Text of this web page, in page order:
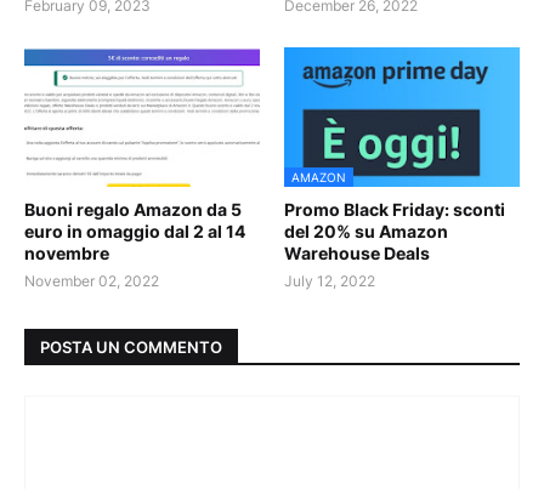
February 09, 2023 December 26, 2022
Buoni regalo Amazon da 5
euro in omaggio dal 2 al 14
novembre
November 02, 2022
AMAZON
Promo Black Friday: sconti
del 20% su Amazon
Warehouse Deals
July 12, 2022
POSTA UN COMMENTO